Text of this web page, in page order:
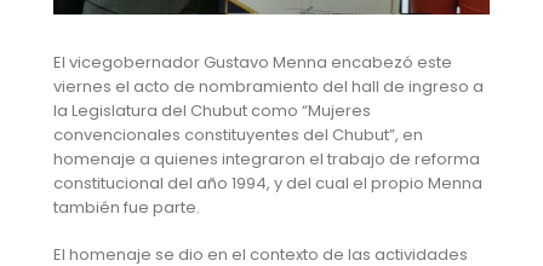
El vicegobernador Gustavo Menna encabezó este
viernes el acto de nombramiento del hall de ingreso a
la Legislatura del Chubut como “Mujeres
convencionales constituyentes del Chubut”, en
homenaje a quienes integraron el trabajo de reforma
constitucional del año 1994, y del cual el propio Menna
también fue parte.
El homenaje se dio en el contexto de las actividades